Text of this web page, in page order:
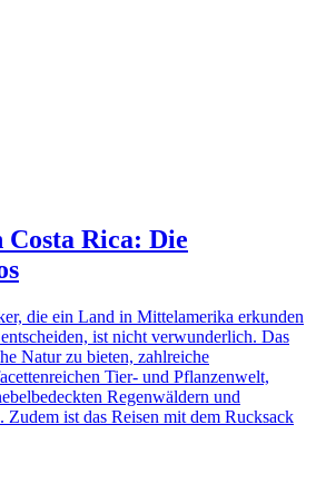
Rica: Die
die ein Land in Mittelamerika erkunden
ist nicht verwunderlich. Das
Natur zu bieten, zahlreiche
Tier- und Pflanzenwelt,
Regenwäldern und
Zudem ist das Reisen mit dem Rucksack